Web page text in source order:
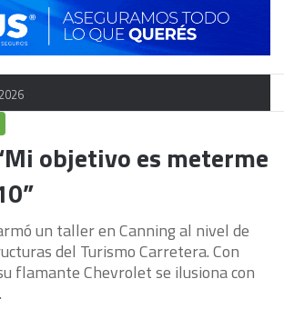
objetivo es meterme
un taller en Canning al nivel de
del Turismo Carretera. Con
flamante Chevrolet se ilusiona con